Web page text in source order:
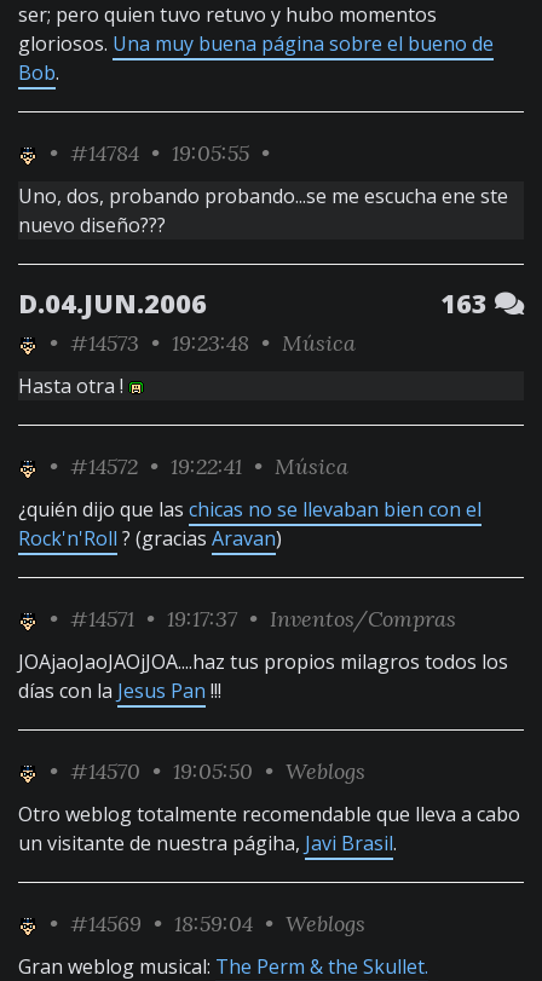
ser; pero quien tuvo retuvo y hubo momentos
gloriosos. Una muy buena página sobre el bueno de
Bob.
• #14784 • 19:05:55 •
Uno, dos, probando probando...se me escucha ene ste
nuevo diseño???
D.04.JUN.2006 163
• #14573 • 19:23:48 • Música
Hasta otra !
• #14572 • 19:22:41 • Música
¿quién dijo que las chicas no se llevaban bien con el
Rock'n'Roll ? (gracias Aravan)
• #14571 • 19:17:37 • Inventos/Compras
JOAjaoJaoJAOjJOA....haz tus propios milagros todos los
días con la Jesus Pan !!!
• #14570 • 19:05:50 • Weblogs
Otro weblog totalmente recomendable que lleva a cabo
un visitante de nuestra págiha, Javi Brasil.
• #14569 • 18:59:04 • Weblogs
Gran weblog musical: The Perm & the Skullet.